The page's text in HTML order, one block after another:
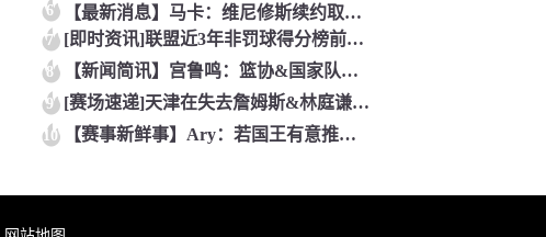
6 【最新消息】马卡：维尼修斯续约取得非常积极的进展 迪奥曼德交
7 [即时资讯]联盟近3年非罚球得分榜前十：❗亚历山大居首❗ 约
8 【新闻简讯】宫鲁鸣：篮协&国家队与留洋球⬇️员保持积极沟通
9 [赛场速递]天津在失去詹姆斯&林庭谦后即战力明显下降 引⚽入
10 【赛事新鲜事】Ary：若国王有意推动签约⭐⬅️ 威少对重返国